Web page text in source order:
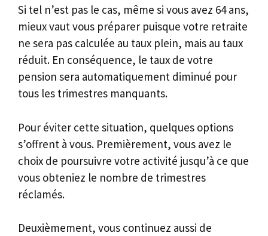
Si tel n’est pas le cas, même si vous avez 64 ans,
mieux vaut vous préparer puisque votre retraite
ne sera pas calculée au taux plein, mais au taux
réduit. En conséquence, le taux de votre
pension sera automatiquement diminué pour
tous les trimestres manquants.
Pour éviter cette situation, quelques options
s’offrent à vous. Premièrement, vous avez le
choix de poursuivre votre activité jusqu’à ce que
vous obteniez le nombre de trimestres
réclamés.
Deuxièmement, vous continuez aussi de